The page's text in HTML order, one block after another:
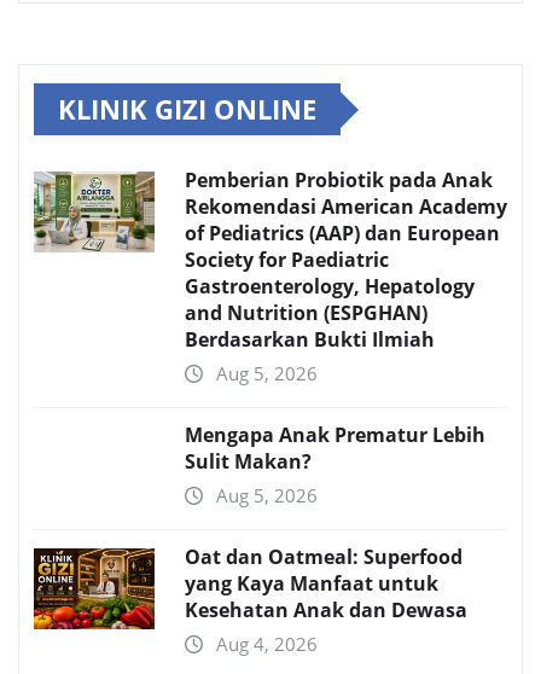
KLINIK GIZI ONLINE
Pemberian Probiotik pada Anak
Rekomendasi American Academy
of Pediatrics (AAP) dan European
Society for Paediatric
Gastroenterology, Hepatology
and Nutrition (ESPGHAN)
Berdasarkan Bukti Ilmiah
Aug 5, 2026
Mengapa Anak Prematur Lebih
Sulit Makan?
Aug 5, 2026
Oat dan Oatmeal: Superfood
yang Kaya Manfaat untuk
Kesehatan Anak dan Dewasa
Aug 4, 2026